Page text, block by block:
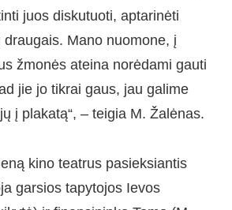
juos diskutuoti, aptarinėti
draugais. Mano nuomone, į
žmonės ateina norėdami gauti
jie jo tikrai gaus, jau galime
į plakatą“, – teigia M. Žalėnas.
kino teatrus pasieksiantis
garsios tapytojos Ievos